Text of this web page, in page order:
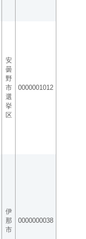
安
曇
野
市
選
挙
区
0000001012
伊
那
市
0000000038